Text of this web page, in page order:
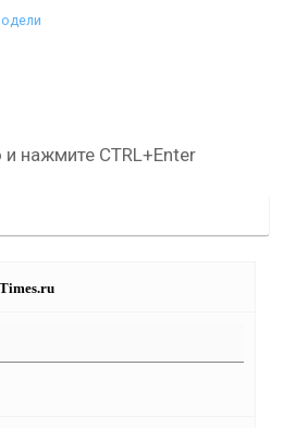
нажмите CTRL+Enter